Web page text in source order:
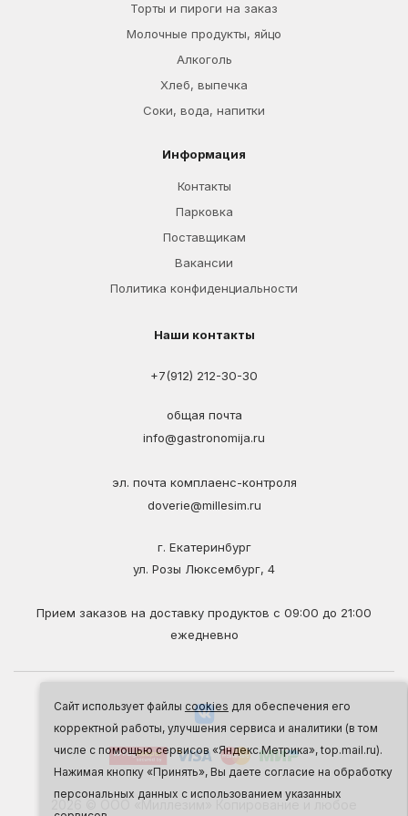
Сайт использует файлы cookies для обеспечения его
корректной работы, улучшения сервиса и аналитики (в том
числе с помощью сервисов «Яндекс.Метрика», top.mail.ru).
Нажимая кнопку «Принять», Вы даете согласие на обработку
персональных данных с использованием указанных
Торты и пироги на заказ
Молочные продукты, яйцо
Алкоголь
Хлеб, выпечка
Соки, вода, напитки
Информация
Контакты
Парковка
Поставщикам
Вакансии
Политика конфиденциальности
Наши контакты
+7(912) 212-30-30
общая почта
info@gastronomija.ru
эл. почта комплаенс-контроля
doverie@millesim.ru
г. Екатеринбург
ул. Розы Люксембург, 4
Прием заказов на доставку продуктов с 09:00 до 21:00
ежедневно
2026 © ООО «Миллезим» Копирование и любое